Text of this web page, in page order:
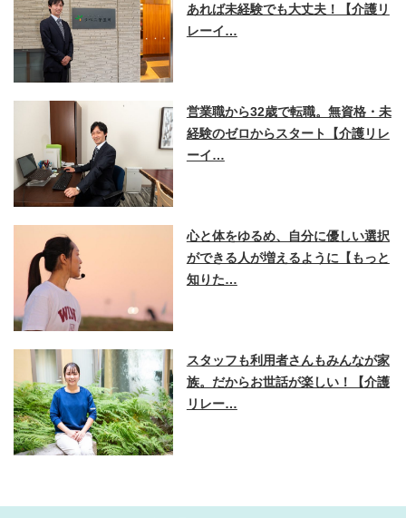
あれば未経験でも大丈夫！【介護リ
レーイ…
営業職から32歳で転職。無資格・未
経験のゼロからスタート【介護リレ
ーイ…
心と体をゆるめ、自分に優しい選択
ができる人が増えるように【もっと
知りた…
スタッフも利用者さんもみんなが家
族。だからお世話が楽しい！【介護
リレー…